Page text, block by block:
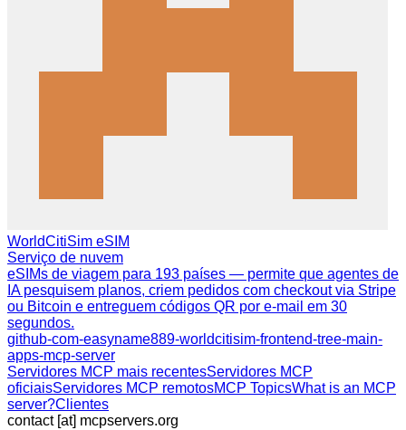
WorldCitiSim eSIM
Serviço de nuvem
eSIMs de viagem para 193 países — permite que agentes de
IA pesquisem planos, criem pedidos com checkout via Stripe
ou Bitcoin e entreguem códigos QR por e-mail em 30
segundos.
github-com-easyname889-worldcitisim-frontend-tree-main-
apps-mcp-server
Servidores MCP mais recentesServidores MCP
oficiaisServidores MCP remotosMCP TopicsWhat is an MCP
server?Clientes
contact [at] mcpservers.org